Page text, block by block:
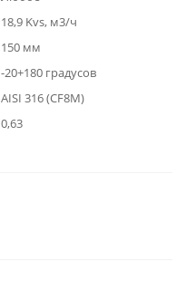
18,9 Kvs, м3/ч
150 мм
-20+180 градусов
AISI 316 (CF8M)
0,63